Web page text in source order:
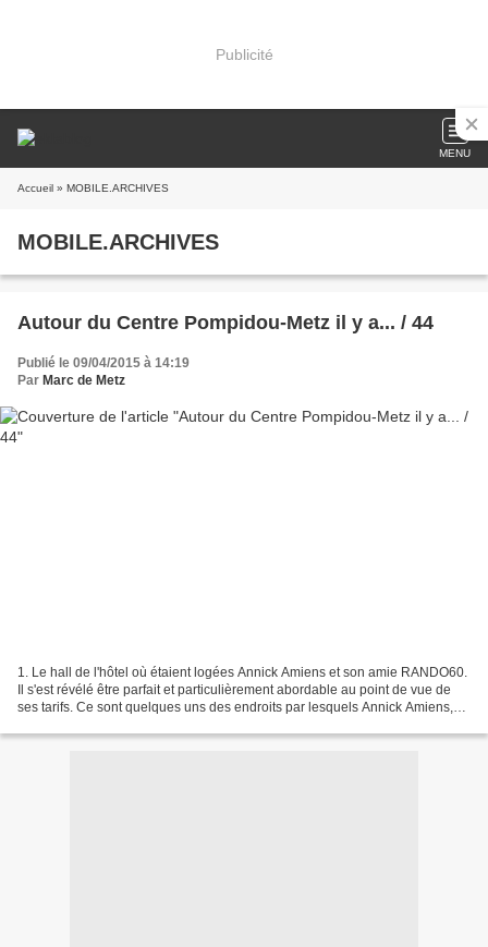
Publicité
MENU
Accueil » MOBILE.ARCHIVES
MOBILE.ARCHIVES
Autour du Centre Pompidou-Metz il y a... / 44
Publié le 09/04/2015 à 14:19
Par Marc de Metz
1. Le hall de l'hôtel où étaient logées Annick Amiens et son amie RANDO60.
Il s'est révélé être parfait et particulièrement abordable au point de vue de
ses tarifs. Ce sont quelques uns des endroits par lesquels Annick Amiens,